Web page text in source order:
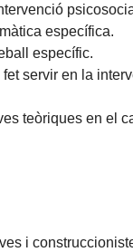
específica.
específic.
servir en la
teòriques en el
i